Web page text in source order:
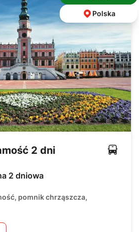
Polska
2 dni
2 dniowa
pomnik chrząszcza,